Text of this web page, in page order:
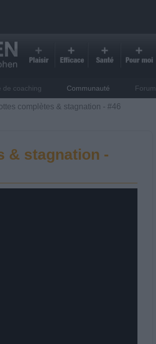
de coaching Communauté Forum
complètes & stagnation - #46
& stagnation -